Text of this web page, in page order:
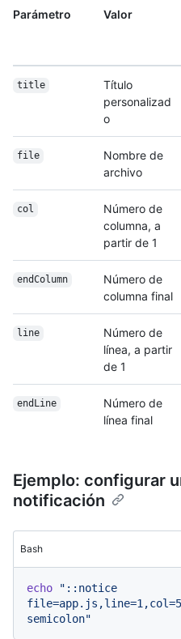
Parámetro Valor
title
Título
personalizad
o
file
Nombre de
archivo
col
Número de
columna, a
partir de 1
endColumn
Número de
columna final
line
Número de
línea, a partir
de 1
endLine
Número de
línea final
Ejemplo: configurar
notificación
Bash
echo
"::notice
semicolon"